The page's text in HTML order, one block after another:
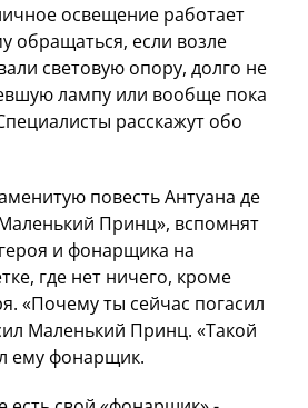
освещение работает
обращаться, если возле
световую опору, долго не
лампу или вообще пока
расскажут обо
повесть Антуана де
Принц», вспомнят
и фонарщика на
где нет ничего, кроме
«Почему ты сейчас погасил
Маленький Принц. «Такой
ему фонарщик.